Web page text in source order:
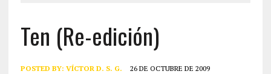
Ten (Re-edición)
POSTED BY: VÍCTOR D. S. G. 26 DE OCTUBRE DE 2009